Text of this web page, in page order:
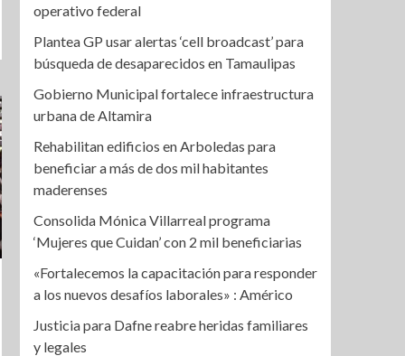
operativo federal
Plantea GP usar alertas ‘cell broadcast’ para
búsqueda de desaparecidos en Tamaulipas
Gobierno Municipal fortalece infraestructura
urbana de Altamira
Rehabilitan edificios en Arboledas para
beneficiar a más de dos mil habitantes
maderenses
Consolida Mónica Villarreal programa
‘Mujeres que Cuidan’ con 2 mil beneficiarias
«Fortalecemos la capacitación para responder
a los nuevos desafíos laborales» : Américo
Justicia para Dafne reabre heridas familiares
y legales